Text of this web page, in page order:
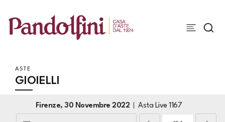
ASTE
GIOIELLI
Firenze,30 Novembre 2022 Asta Live1167